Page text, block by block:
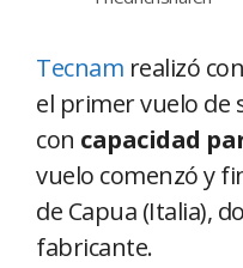
Tecnam realizó
el primer vuelo de
con capacidad
vuelo comenzó y
de Capua (Italia),
fabricante.